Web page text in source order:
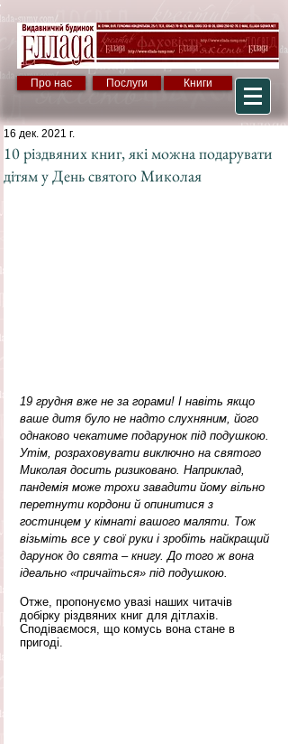
Про нас Послуги Книги
10 різдвяних книг, які можна подарувати
дітям у День святого Миколая
16 дек. 2021 г.
19 грудня вже не за горами! І навіть якщо
ваше дитя було не надто слухняним, його
однаково чекатиме подарунок під подушкою.
Утім, розраховувати виключно на святого
Миколая досить ризиковано. Наприклад,
пандемія може трохи завадити йому вільно
перетнути кордони й опинитися з
гостинцем у кімнаті вашого маляти. Тож
візьміть все у свої руки і зробіть найкращий
дарунок до свята – книгу. До того ж вона
ідеально «причаїться» під подушкою.
Отже, пропонуємо увазі наших читачів
добірку різдвяних книг для дітлахів.
Сподіваємося, що комусь вона стане в
пригоді.